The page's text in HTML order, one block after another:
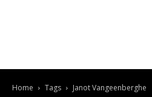
Home Tags Janot Vangeenberghe